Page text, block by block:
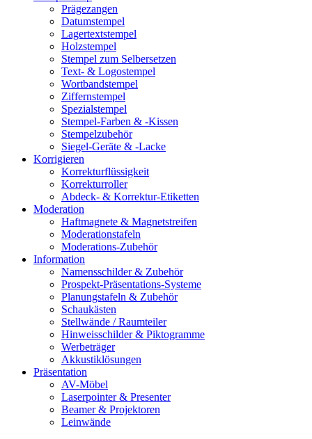
Prägezangen
Datumstempel
Lagertextstempel
Holzstempel
Stempel zum Selbersetzen
Text- & Logostempel
Wortbandstempel
Ziffernstempel
Spezialstempel
Stempel-Farben & -Kissen
Stempelzubehör
Siegel-Geräte & -Lacke
Korrigieren
Korrekturflüssigkeit
Korrekturroller
Abdeck- & Korrektur-Etiketten
Moderation
Haftmagnete & Magnetstreifen
Moderationstafeln
Moderations-Zubehör
Information
Namensschilder & Zubehör
Prospekt-Präsentations-Systeme
Planungstafeln & Zubehör
Schaukästen
Stellwände / Raumteiler
Hinweisschilder & Piktogramme
Werbeträger
Akkustiklösungen
Präsentation
AV-Möbel
Laserpointer & Presenter
Beamer & Projektoren
Leinwände